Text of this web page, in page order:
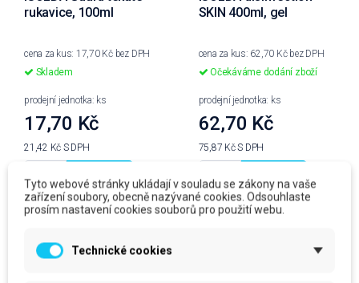
rukavice, 100ml
cena za kus: 17,70 Kč bez DPH
Skladem
prodejní jednotka: ks
17,70 Kč
21,42 Kč S DPH
SKIN 400ml, gel
cena za kus: 62,70 Kč bez DPH
Očekáváme dodání zboží
prodejní jednotka: ks
62,70 Kč
75,87 KčS DPH
Tyto webové stránky ukládají v souladu se zákony na vaše
zařízení soubory, obecně nazývané cookies. Odsouhlaste
prosím nastavení cookies souborů pro použití webu.
Technické cookies